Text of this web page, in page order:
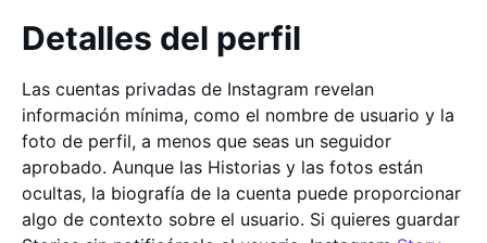
Detalles del perfil
Las cuentas privadas de Instagram revelan
información mínima, como el nombre de usuario y la
foto de perfil, a menos que seas un seguidor
aprobado. Aunque las Historias y las fotos están
ocultas, la biografía de la cuenta puede proporcionar
algo de contexto sobre el usuario. Si quieres guardar